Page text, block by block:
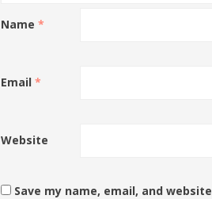
Name *
Email *
Website
Save my name, email, and